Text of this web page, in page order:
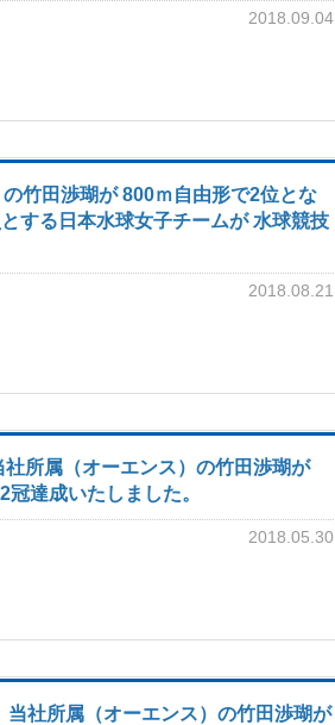
2018.09.04
竹田渉瑚が 800ｍ自由形で2位とな
する日本水球女子チームが 水球競技
2018.08.21
所属（オーエンス）の竹田渉瑚が
達成いたしました。
2018.05.30
社所属（オーエンス）の竹田渉瑚が